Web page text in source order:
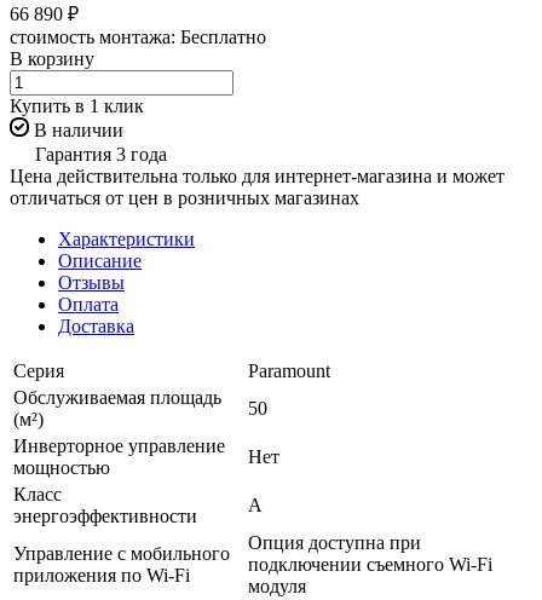
66 890 ₽
стоимость монтажа: Бесплатно
В корзину
Купить в 1 клик
В наличии
Гарантия 3 года
Цена действительна только для интернет-магазина и может
отличаться от цен в розничных магазинах
Характеристики
Описание
Отзывы
Оплата
Доставка
Серия
Paramount
Обслуживаемая площадь
(м²)
50
Инверторное управление
мощностью
Нет
Класс
энергоэффективности
A
Управление c мобильного
приложения по Wi-Fi
Опция доступна при
подключении съемного Wi-Fi
модуля